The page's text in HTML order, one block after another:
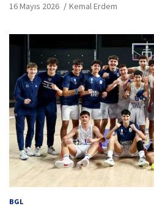
16 Mayıs 2026 Kemal Erdem
BGL